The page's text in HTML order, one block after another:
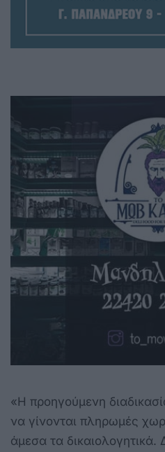
«Η προηγούμενη
να γίνονται πληρωμές
άμεσα τα